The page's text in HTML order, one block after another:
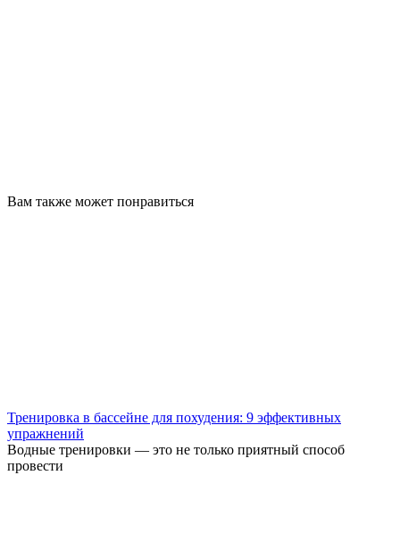
Вам также может понравиться
Тренировка в бассейне для похудения: 9 эффективных
упражнений
Водные тренировки — это не только приятный способ
провести